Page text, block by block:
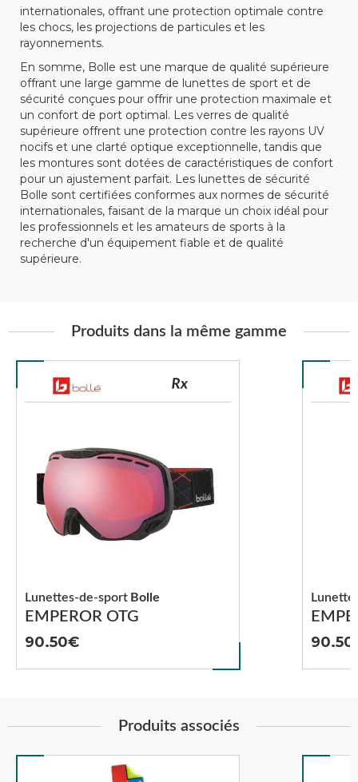
internationales, offrant une protection optimale contre
les chocs, les projections de particules et les
rayonnements.
En somme, Bolle est une marque de qualité supérieure
offrant une large gamme de lunettes de sport et de
sécurité conçues pour offrir une protection maximale et
un confort de port optimal. Les verres de qualité
supérieure offrent une protection contre les rayons UV
nocifs et une clarté optique exceptionnelle, tandis que
les montures sont dotées de caractéristiques de confort
pour un ajustement parfait. Les lunettes de sécurité
Bolle sont certifiées conformes aux normes de sécurité
internationales, faisant de la marque un choix idéal pour
les professionnels et les amateurs de sports à la
recherche d'un équipement fiable et de qualité
supérieure.
Produits dans la même gamme
EMPEROR OTG
Lunettes-de-sport Bolle
90.50 90.50
Produits associés